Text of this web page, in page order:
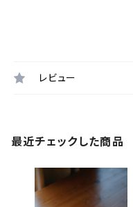
レビュー
最近チェックした商品